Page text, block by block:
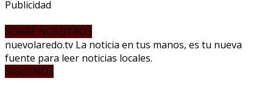
Publicidad
SOBRE NOSOTROS
nuevolaredo.tv La noticia en tus manos, es tu nueva
fuente para leer noticias locales.
SÍGUENOS